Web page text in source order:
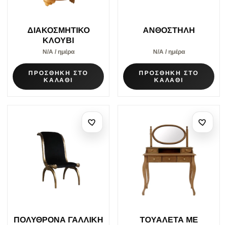
ΔΙΑΚΟΣΜΗΤΙΚΟ
ΚΛΟΥΒΙ
Ν/Α / ημέρα
ΠΡΟΣΘΗΚΗ ΣΤΟ
ΚΑΛΑΘΙ
ΑΝΘΟΣΤΗΛΗ
Ν/Α / ημέρα
ΠΡΟΣΘΗΚΗ ΣΤΟ
ΚΑΛΑΘΙ
ΠΟΛΥΘΡΟΝΑ ΓΑΛΛΙΚΗ
ΤΟΥΑΛΕΤΑ ΜΕ